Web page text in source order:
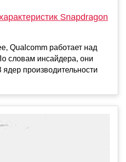
Snapdragon
Qualcomm работает над
словам инсайдера, они
ядер производительности